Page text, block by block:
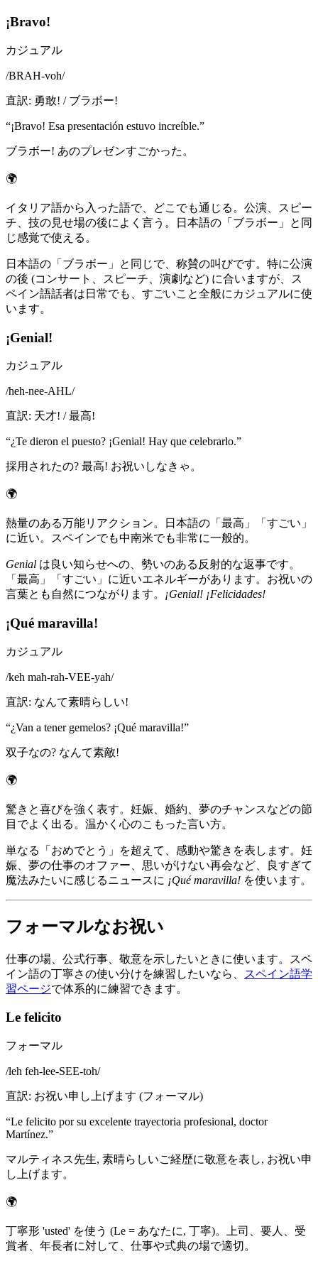
¡Bravo!
カジュアル
/BRAH-voh/
直訳: 勇敢! / ブラボー!
“¡Bravo! Esa presentación estuvo increíble.”
ブラボー! あのプレゼンすごかった。
🌍
イタリア語から入った語で、どこでも通じる。公演、スピー
チ、技の見せ場の後によく言う。日本語の「ブラボー」と同
じ感覚で使える。
日本語の「ブラボー」と同じで、称賛の叫びです。特に公演
の後 (コンサート、スピーチ、演劇など) に合いますが、ス
ペイン語話者は日常でも、すごいこと全般にカジュアルに使
います。
¡Genial!
カジュアル
/heh-nee-AHL/
直訳: 天才! / 最高!
“¿Te dieron el puesto? ¡Genial! Hay que celebrarlo.”
採用されたの? 最高! お祝いしなきゃ。
🌍
熱量のある万能リアクション。日本語の「最高」「すごい」
に近い。スペインでも中南米でも非常に一般的。
Genial は良い知らせへの、勢いのある反射的な返事です。
「最高」「すごい」に近いエネルギーがあります。お祝いの
言葉とも自然につながります。 ¡Genial! ¡Felicidades!
¡Qué maravilla!
カジュアル
/keh mah-rah-VEE-yah/
直訳: なんて素晴らしい!
“¿Van a tener gemelos? ¡Qué maravilla!”
双子なの? なんて素敵!
🌍
驚きと喜びを強く表す。妊娠、婚約、夢のチャンスなどの節
目でよく出る。温かく心のこもった言い方。
単なる「おめでとう」を超えて、感動や驚きを表します。妊
娠、夢の仕事のオファー、思いがけない再会など、良すぎて
魔法みたいに感じるニュースに ¡Qué maravilla! を使います。
フォーマルなお祝い
仕事の場、公式行事、敬意を示したいときに使います。スペ
イン語の丁寧さの使い分けを練習したいなら、
スペイン語学
習ページで体系的に練習できます。
Le felicito
フォーマル
/leh feh-lee-SEE-toh/
直訳: お祝い申し上げます (フォーマル)
“Le felicito por su excelente trayectoria profesional, doctor
Martínez.”
マルティネス先生, 素晴らしいご経歴に敬意を表し, お祝い申
し上げます。
🌍
丁寧形 'usted' を使う (Le = あなたに, 丁寧)。上司、要人、受
賞者、年長者に対して、仕事や式典の場で適切。